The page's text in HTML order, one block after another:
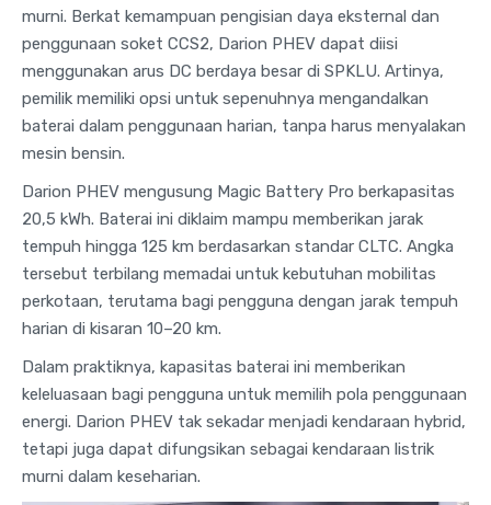
murni. Berkat kemampuan pengisian daya eksternal dan
penggunaan soket CCS2, Darion PHEV dapat diisi
menggunakan arus DC berdaya besar di SPKLU. Artinya,
pemilik memiliki opsi untuk sepenuhnya mengandalkan
baterai dalam penggunaan harian, tanpa harus menyalakan
mesin bensin.
Darion PHEV mengusung Magic Battery Pro berkapasitas
20,5 kWh. Baterai ini diklaim mampu memberikan jarak
tempuh hingga 125 km berdasarkan standar CLTC. Angka
tersebut terbilang memadai untuk kebutuhan mobilitas
perkotaan, terutama bagi pengguna dengan jarak tempuh
harian di kisaran 10–20 km.
Dalam praktiknya, kapasitas baterai ini memberikan
keleluasaan bagi pengguna untuk memilih pola penggunaan
energi. Darion PHEV tak sekadar menjadi kendaraan hybrid,
tetapi juga dapat difungsikan sebagai kendaraan listrik
murni dalam keseharian.